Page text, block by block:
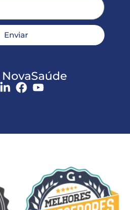
Enviar
NovaSaúde